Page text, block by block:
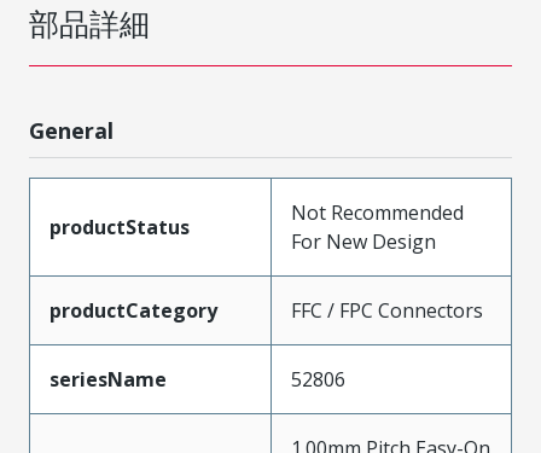
部品詳細
General
productStatus
Not Recommended
For New Design
productCategory FFC / FPC Connectors
seriesName 52806
1.00mm Pitch Easy-On